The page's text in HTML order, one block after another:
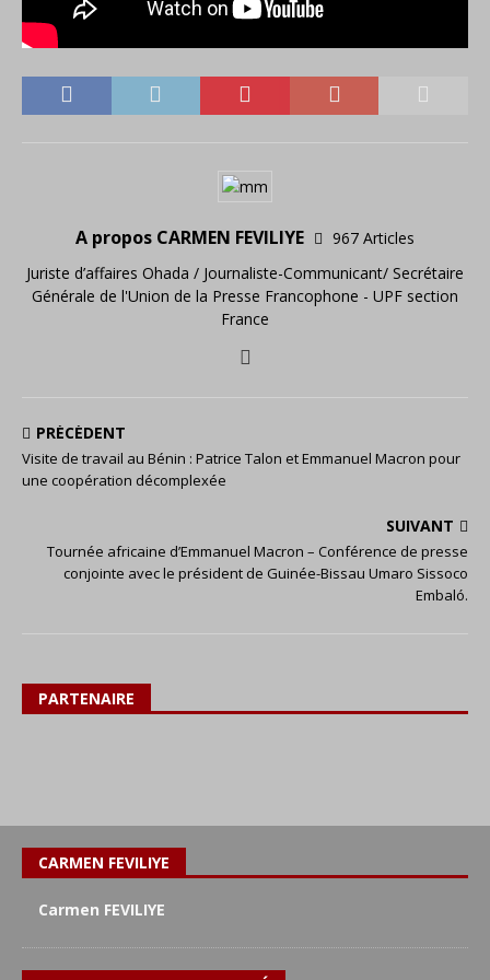
A propos CARMEN FEVILIYE
967 Articles
Juriste d’affaires Ohada / Journaliste-Communicant/ Secrétaire
Générale de l'Union de la Presse Francophone - UPF section
France
PRÉCÉDENT
Visite de travail au Bénin : Patrice Talon et Emmanuel Macron pour
une coopération décomplexée
SUIVANT
Tournée africaine d’Emmanuel Macron – Conférence de presse
conjointe avec le président de Guinée-Bissau Umaro Sissoco
Embaló.
PARTENAIRE
CARMEN FEVILIYE
Carmen FEVILIYE